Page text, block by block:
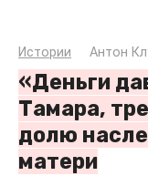
Истории Антон
«Деньги
Тамара,
долю
матери